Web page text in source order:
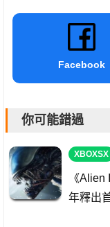
Facebook
你可能錯過
XBOXSX
《
年釋出